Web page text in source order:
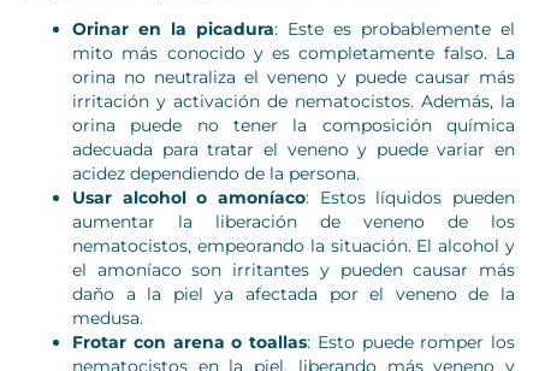
Orinar en la picadura: Este es probablemente el
mito más conocido y es completamente falso. La
orina no neutraliza el veneno y puede causar más
irritación y activación de nematocistos. Además, la
orina puede no tener la composición química
adecuada para tratar el veneno y puede variar en
acidez dependiendo de la persona.
Usar alcohol o amoníaco: Estos líquidos pueden
aumentar la liberación de veneno de los
nematocistos, empeorando la situación. El alcohol y
el amoníaco son irritantes y pueden causar más
daño a la piel ya afectada por el veneno de la
medusa.
Frotar con arena o toallas: Esto puede romper los
nematocistos en la piel, liberando más veneno y